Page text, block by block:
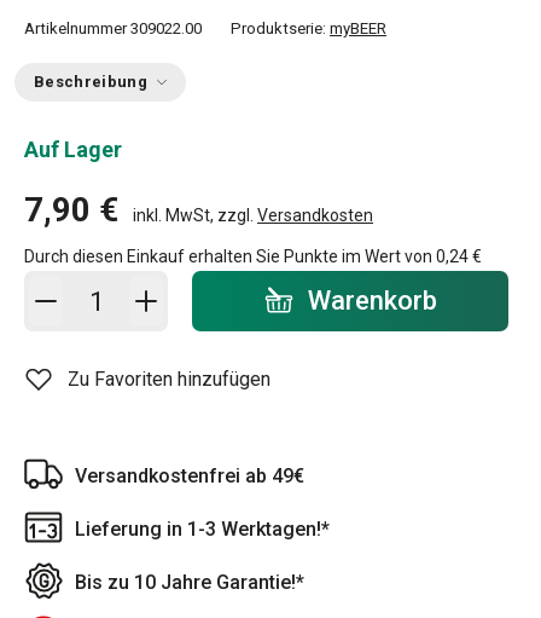
Artikelnummer 309022.00 Produktserie: myBEER
Beschreibung
Auf Lager
7,90 € inkl. MwSt, zzgl. Versandkosten
Durch diesen Einkauf erhalten Sie Punkte im Wert von 0,24 €
In den Warenkorb - Menge Warenkorb
Zu Favoriten hinzufügen
Versandkostenfrei ab 49€
Lieferung in 1-3 Werktagen!*
Bis zu 10 Jahre Garantie!*